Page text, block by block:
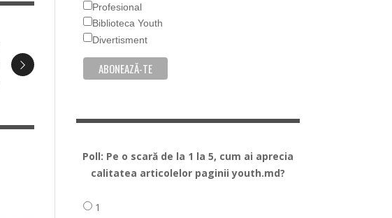
Profesional
Biblioteca Youth
Divertisment
Poll: Pe o scară de la 1 la 5, cum ai aprecia
calitatea articolelor paginii youth.md?
1